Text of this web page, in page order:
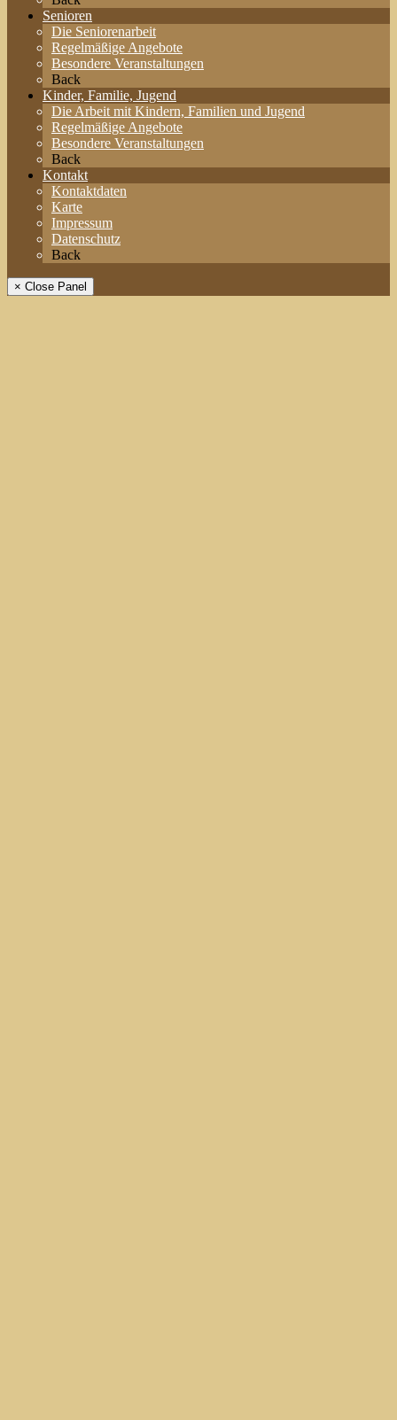
Senioren
Die Seniorenarbeit
Regelmäßige Angebote
Besondere Veranstaltungen
Back
Kinder, Familie, Jugend
Die Arbeit mit Kindern, Familien und Jugend
Regelmäßige Angebote
Besondere Veranstaltungen
Back
Kontakt
Kontaktdaten
Karte
Impressum
Datenschutz
Back
× Close Panel